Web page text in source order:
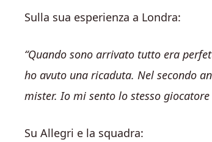
Sulla sua esperienza a Londra:
“Quando sono arrivato tutto era
ho avuto una ricaduta. Nel secondo
mister. Io mi sento lo stesso
Su Allegri e la squadra: